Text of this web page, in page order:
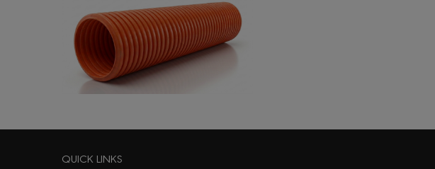
Corrugated Pipe Telecom
QUICK LINKS